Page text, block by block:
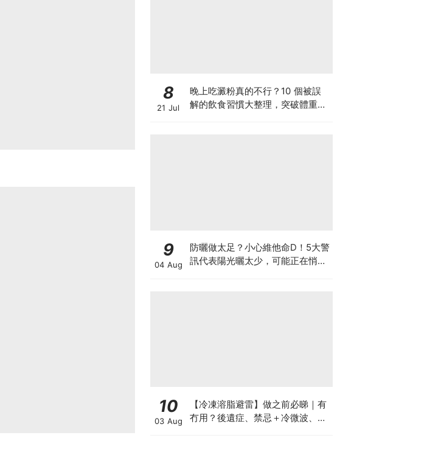
8
21 Jul
晚上吃澱粉真的不行？10 個被誤
解的飲食習慣大整理，突破體重停
9
04 Aug
防曬做太足？小心維他命D！5大警
訊代表陽光曬太少，可能正在悄悄
10
03 Aug
【冷凍溶脂避雷】做之前必睇｜有
冇用？後遺症、禁忌＋冷微波、雙